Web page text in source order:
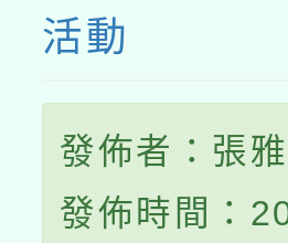
活動
發佈者：張
發佈時間：